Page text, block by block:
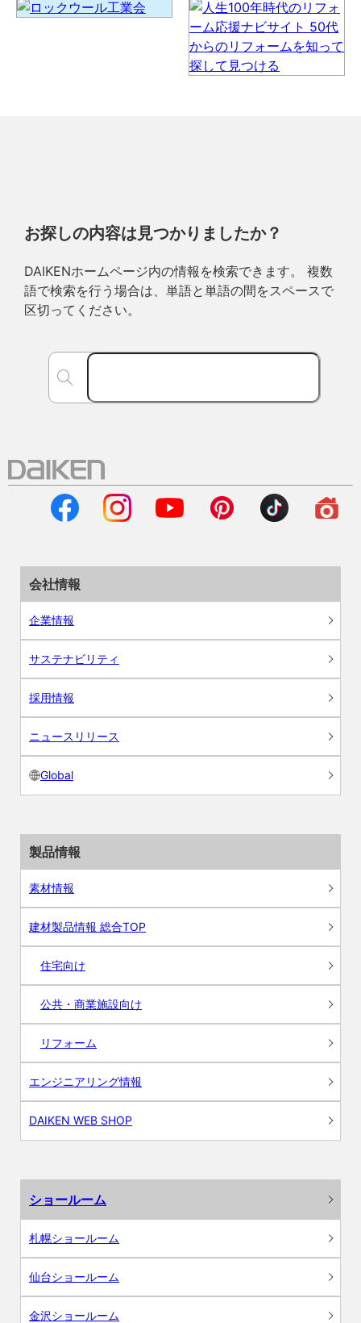
お探しの内容は見つかりましたか？
DAIKENホームページ内の情報を検索できます。 複数
語で検索を行う場合は、単語と単語の間をスペースで
区切ってください。
会社情報
企業情報
サステナビリティ
採用情報
ニュースリリース
Global
製品情報
素材情報
建材製品情報 総合TOP
住宅向け
公共・商業施設向け
リフォーム
エンジニアリング情報
DAIKEN WEB SHOP
ショールーム
札幌ショールーム
仙台ショールーム
金沢ショールーム